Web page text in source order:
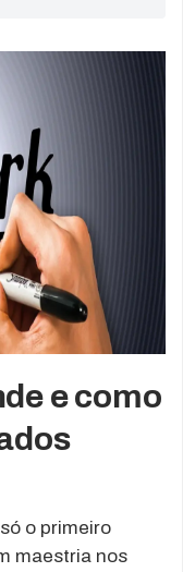
e como
o primeiro
maestria nos